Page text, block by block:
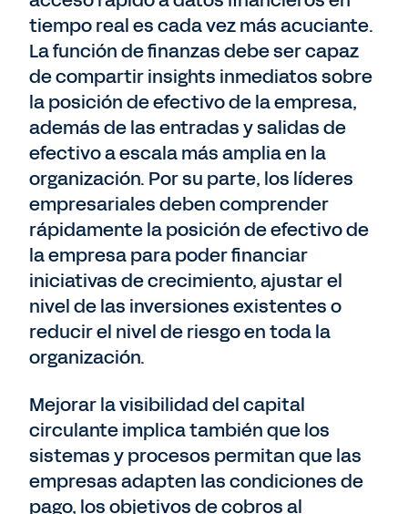
tiempo real es cada vez más acuciante.
La función de finanzas debe ser capaz
de compartir insights inmediatos sobre
la posición de efectivo de la empresa,
además de las entradas y salidas de
efectivo a escala más amplia en la
organización. Por su parte, los líderes
empresariales deben comprender
rápidamente la posición de efectivo de
la empresa para poder financiar
iniciativas de crecimiento, ajustar el
nivel de las inversiones existentes o
reducir el nivel de riesgo en toda la
organización.
Mejorar la visibilidad del capital
circulante implica también que los
sistemas y procesos permitan que las
empresas adapten las condiciones de
pago, los objetivos de cobros al